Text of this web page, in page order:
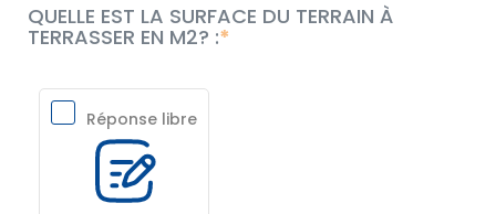
QUELLE EST LA SURFACE DU TERRAIN À
TERRASSER EN M2? :
Réponse libre